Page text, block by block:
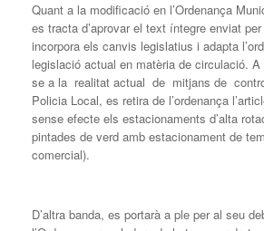
Quant a la modificació en l’Ordenança
es tracta d’aprovar el text íntegre enviat
incorpora els canvis legislatius i adapta
legislació actual en matèria de circulació. A
se a la realitat actual de mitjans de
Policia Local, es retira de l’ordenança
sense efecte els estacionaments d’alta
pintades de verd amb estacionament de
comercial).
D’altra banda, es portarà a ple per al seu